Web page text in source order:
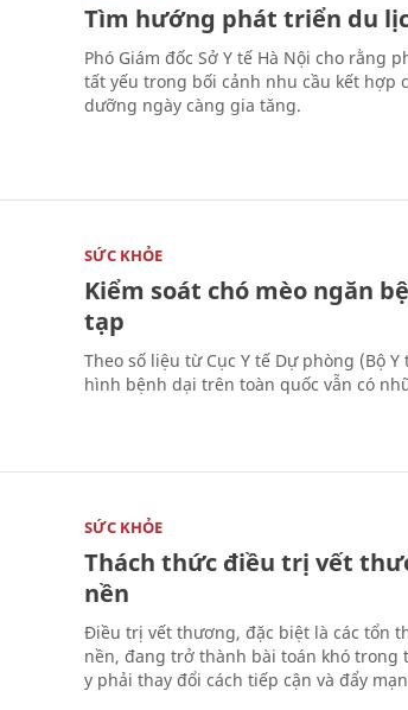
Tìm hướng phát triển du
Phó Giám đốc Sở Y tế Hà Nội cho rằng
tất yếu trong bối cảnh nhu cầu kết hợp
dưỡng ngày càng gia tăng.
SỨC KHỎE
Kiểm soát chó mèo ngăn
tạp
Theo số liệu từ Cục Y tế Dự phòng (Bộ
hình bệnh dại trên toàn quốc vẫn có
SỨC KHỎE
Thách thức điều trị vết
nền
Điều trị vết thương, đặc biệt là các tổn
nền, đang trở thành bài toán khó trong
y phải thay đổi cách tiếp cận và đẩy